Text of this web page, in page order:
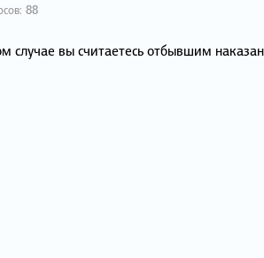
88
случае вы считаетесь отбывшим